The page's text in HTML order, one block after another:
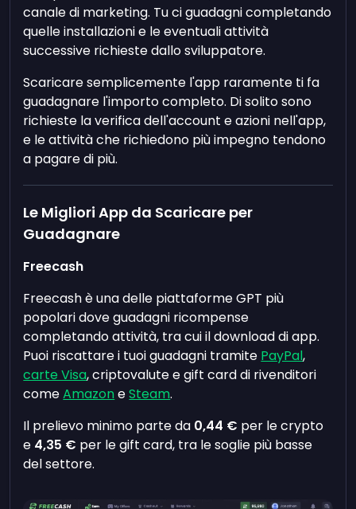
canale di marketing. Tu ci guadagni completando
quelle installazioni e le eventuali attività
successive richieste dallo sviluppatore.
Scaricare semplicemente l'app raramente ti fa
guadagnare l'importo completo. Di solito sono
richieste la verifica dell'account e azioni nell'app,
e le attività che richiedono più impegno tendono
a pagare di più.
Le Migliori App da Scaricare per
Guadagnare
Freecash
Freecash è una delle piattaforme GPT più
popolari dove guadagni ricompense
completando attività, tra cui il download di app.
Puoi riscattare i tuoi guadagni tramite PayPal,
carte Visa, criptovalute e gift card di rivenditori
comeAmazoneSteam.
Il prelievo minimo parte da 0,44 € per le crypto
e 4,35 € per le gift card, tra le soglie più basse
del settore.